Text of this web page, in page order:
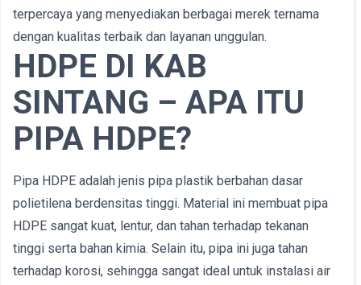
terpercaya yang menyediakan berbagai merek ternama
dengan kualitas terbaik dan layanan unggulan.
HDPE DI KAB
SINTANG – APA ITU
PIPA HDPE?
Pipa HDPE adalah jenis pipa plastik berbahan dasar
polietilena berdensitas tinggi. Material ini membuat pipa
HDPE sangat kuat, lentur, dan tahan terhadap tekanan
tinggi serta bahan kimia. Selain itu, pipa ini juga tahan
terhadap korosi, sehingga sangat ideal untuk instalasi air